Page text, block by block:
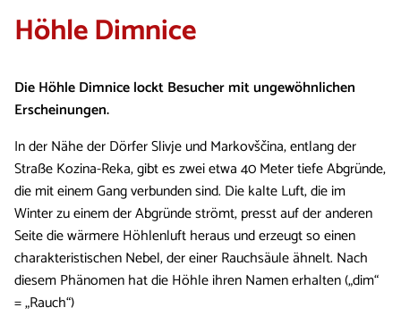
Höhle Dimnice
Die Höhle Dimnice lockt Besucher mit ungewöhnlichen
Erscheinungen.
In der Nähe der Dörfer Slivje und Markovščina, entlang der
Straße Kozina-Reka, gibt es zwei etwa 40 Meter tiefe Abgründe,
die mit einem Gang verbunden sind. Die kalte Luft, die im
Winter zu einem der Abgründe strömt, presst auf der anderen
Seite die wärmere Höhlenluft heraus und erzeugt so einen
charakteristischen Nebel, der einer Rauchsäule ähnelt. Nach
diesem Phänomen hat die Höhle ihren Namen erhalten („dim“
= „Rauch“)